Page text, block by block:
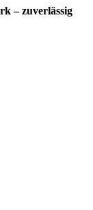
– zuverlässig